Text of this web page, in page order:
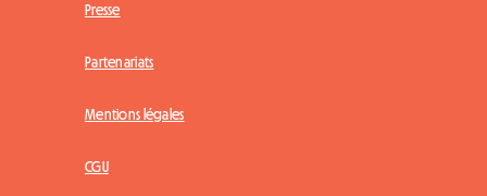
Presse
Partenariats
Mentions légales
CGU